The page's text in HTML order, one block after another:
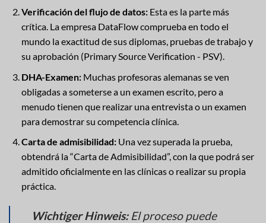
Verificación del flujo de datos:Esta es la parte más
crítica. La empresa DataFlow comprueba en todo el
mundo la exactitud de sus diplomas, pruebas de trabajo y
su aprobación (Primary Source Verification - PSV).
DHA-Examen:Muchas profesoras alemanas se ven
obligadas a someterse a un examen escrito, pero a
menudo tienen que realizar una entrevista o un examen
para demostrar su competencia clínica.
Carta de admisibilidad:Una vez superada la prueba,
obtendrá la “Carta de Admisibilidad”, con la que podrá ser
admitido oficialmente en las clínicas o realizar su propia
práctica.
Wichtiger Hinweis:El proceso puede